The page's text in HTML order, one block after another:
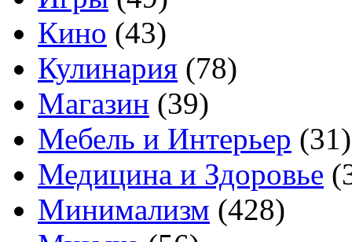
Кино (43)
Кулинария (78)
Магазин (39)
Мебель и Интерьер (31)
Медицина и Здоровье
Минимализм (428)